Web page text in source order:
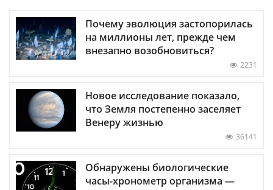
Почему эволюция застопорилась
на миллионы лет, прежде чем
внезапно возобновиться?
2231
Новое исследование показало,
что Земля постепенно заселяет
Венеру жизнью
36141
Обнаружены биологические
часы-хронометр организма —